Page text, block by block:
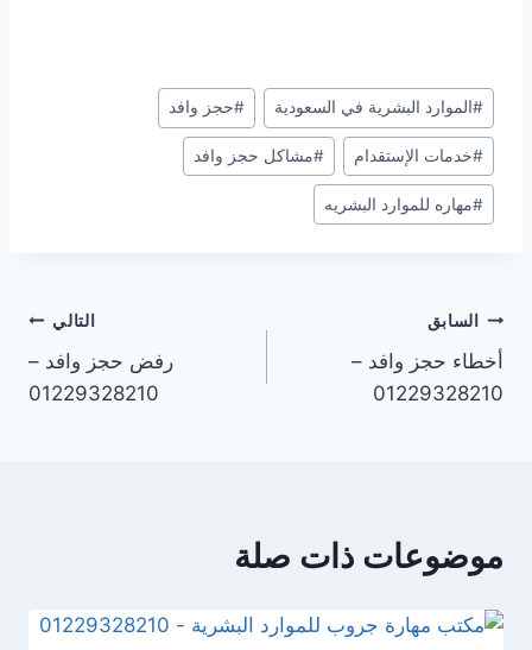
#الموارد البشرية في السعودية #حجز وافد
#خدمات الإستقدام #مشاكل حجز وافد
#مهاره للموارد البشريه
السابق
أخطاء حجز وافد –
01229328210
التالي
رفض حجز وافد –
01229328210
موضوعات ذات صلة